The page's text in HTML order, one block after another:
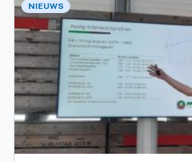
NIEUWS